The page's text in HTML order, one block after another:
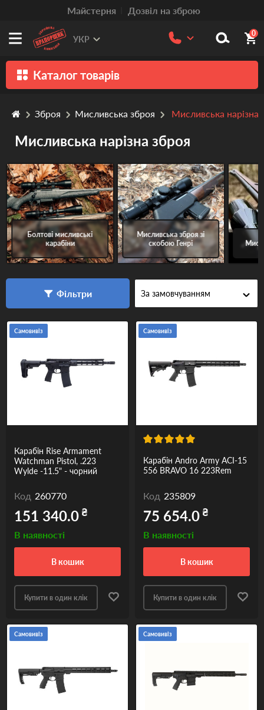
Mайстерня Дозвіл на зброю
УКР
0
Каталог товарів
Травматична зброя
Пістолети та револьвери
Оптика
Тюнінг
Аксесуари
Релоадінг патронів
Дрони (БПЛА)
Подарункові Сертифікати
Зброя Мисливська зброя Мисливська нарізна
Мисливська нарізна зброя
Болтові мисливські
карабіни
Мисливська зброя зі
скобою Генрі
Фільтри
Самовивіз
Карабін Rise Armament
Watchman Pistol, .223
Wylde -11.5" - чорний
Код 260770
151 340.0₴
В наявності
в кошик
Купити в один клік
Самовивіз
Карабін Andro Army ACI-15
556 BRAVO 16 223Rem
Код 235809
75 654.0₴
В наявності
в кошик
Купити в один клік
Самовивіз Самовивіз